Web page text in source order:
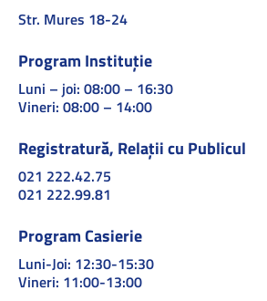
Str. Mures 18-24
Program Instituție
Luni – joi: 08:00 – 16:30
Vineri: 08:00 – 14:00
Registratură, Relații cu Publicul
021 222.42.75
021 222.99.81
Program Casierie
Luni-Joi: 12:30-15:30
Vineri: 11:00-13:00